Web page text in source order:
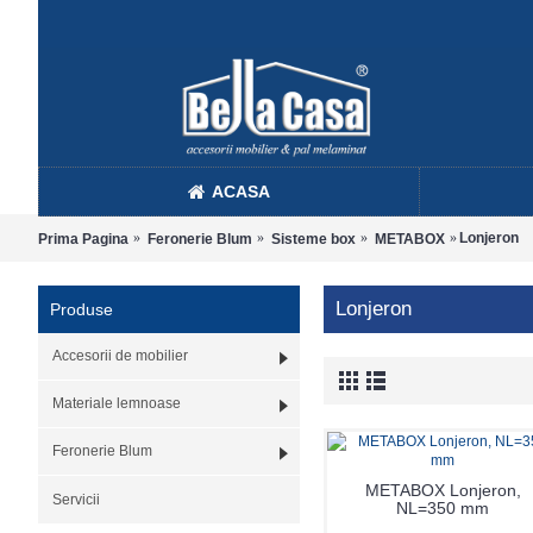
ACASA
Prima Pagina Feronerie Blum Sisteme box METABOX Lonjeron
Produse
Accesorii de mobilier
Materiale lemnoase
Feronerie Blum
Servicii
Lonjeron
METABOX Lonjeron,
NL=350 mm